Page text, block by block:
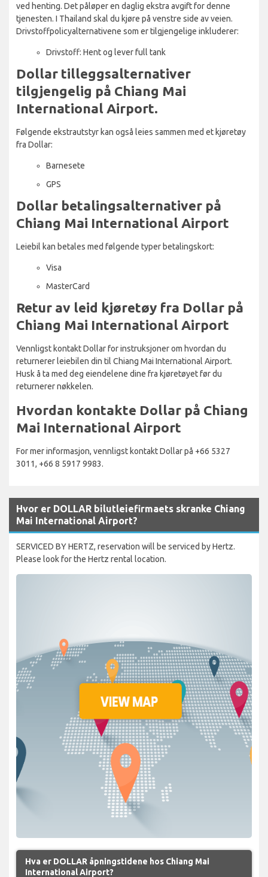
ved henting. Det påløper en daglig ekstra avgift for denne
tjenesten. I Thailand skal du kjøre på venstre side av veien.
Drivstoffpolicyalternativene som er tilgjengelige inkluderer:
Drivstoff: Hent og lever full tank
Dollar tilleggsalternativer
tilgjengelig på Chiang Mai
International Airport.
Følgende ekstrautstyr kan også leies sammen med et kjøretøy
fra Dollar:
Barnesete
GPS
Dollar betalingsalternativer på
Chiang Mai International Airport
Leiebil kan betales med følgende typer betalingskort:
Visa
MasterCard
Retur av leid kjøretøy fra Dollar på
Chiang Mai International Airport
Vennligst kontakt Dollar for instruksjoner om hvordan du
returnerer leiebilen din til Chiang Mai International Airport.
Husk å ta med deg eiendelene dine fra kjøretøyet før du
returnerer nøkkelen.
Hvordan kontakte Dollar på Chiang
Mai International Airport
For mer informasjon, vennligst kontakt Dollar på +66 5327
3011, +66 8 5917 9983.
Hvor er DOLLAR bilutleiefirmaets skranke Chiang
Mai International Airport?
SERVICED BY HERTZ, reservation will be serviced by Hertz.
Please look for the Hertz rental location.
Hva er DOLLAR åpningstidene hos Chiang Mai
International Airport?